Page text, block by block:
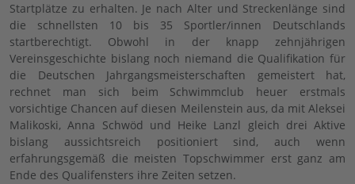
Startplätze zu erhalten. Je nach Alter und Streckenlänge sind
die schnellsten 10 bis 35 Sportler/innen Deutschlands
startberechtigt. Obwohl in der knapp zehnjährigen
Vereinsgeschichte bislang noch niemand die Qualifikation für
die Deutschen Jahrgangsmeisterschaften gemeistert hat,
rechnet man sich beim Schwimmclub heuer erstmals
vorsichtige Chancen auf diesen Meilenstein aus, da mit Aleksei
Malikoski, Anna Schwöd und Heike Lanzl gleich drei Aktive
bislang aussichtsreich positioniert sind, auch wenn
erfahrungsgemäß die meisten Topschwimmer erst ganz am
Ende des Qualifensters ihre Zeiten setzen.